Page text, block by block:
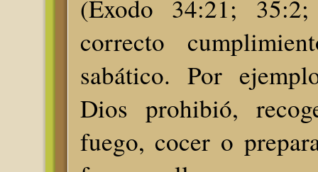
(Éxodo 34:21;
correcto
sabático. Por
Dios prohibió,
fuego, cocer o